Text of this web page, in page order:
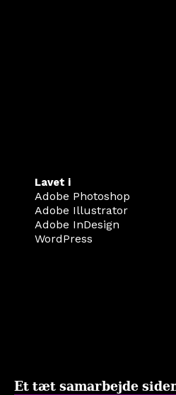
Lavet i
Adobe Photoshop
Adobe Illustrator
Adobe InDesign
WordPress
Et tæt samarbejde